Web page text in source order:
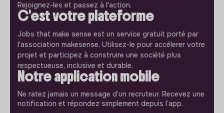
Rejoignez-les et passez à l'action.
C'est votre plateforme
Jobs that make sense est un service gratuit porté par
l'association makesense. Utilisez-le pour accélerer votre
projet et participez à construire une société plus
respectueuse, inclusive et durable.
Notre application mobile
Ne ratez jamais un message d’un recruteur. Recevez une
notification et répondez simplement depuis l’app.